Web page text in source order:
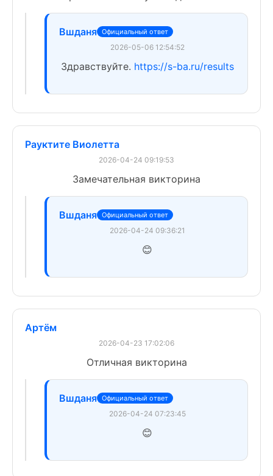
Вшданя Официальный ответ
2026-05-06 12:54:52
Здравствуйте. https://s-ba.ru/results
Рауктите Виолетта
2026-04-24 09:19:53
Замечательная викторина
Вшданя Официальный ответ
2026-04-24 09:36:21
😊
Артём
2026-04-23 17:02:06
Отличная викторина
Вшданя Официальный ответ
2026-04-24 07:23:45
😊